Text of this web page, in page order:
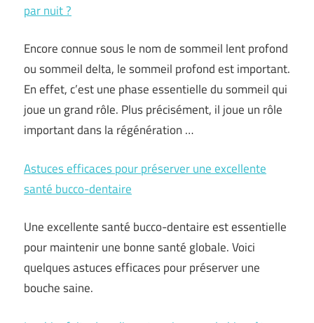
par nuit ?
Encore connue sous le nom de sommeil lent profond
ou sommeil delta, le sommeil profond est important.
En effet, c’est une phase essentielle du sommeil qui
joue un grand rôle. Plus précisément, il joue un rôle
important dans la régénération …
Astuces efficaces pour préserver une excellente
santé bucco-dentaire
Une excellente santé bucco-dentaire est essentielle
pour maintenir une bonne santé globale. Voici
quelques astuces efficaces pour préserver une
bouche saine.